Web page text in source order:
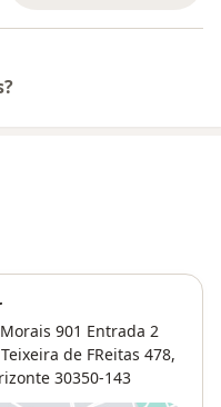
901 Entrada 2
de FReitas 478,
30350-143